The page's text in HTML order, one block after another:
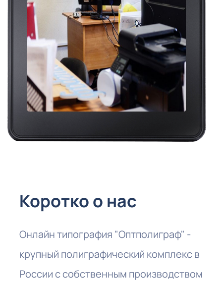
Коротко о нас
Онлайн типография "Оптполиграф" -
крупный полиграфический комплекс в
России с собственным производством